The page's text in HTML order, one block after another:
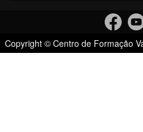
Copyright © Centro de Formação